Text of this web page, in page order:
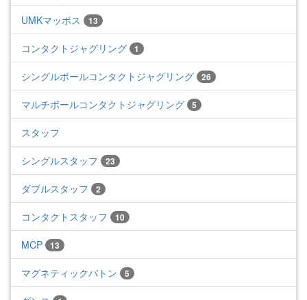
UMKマッポス 13
コンタクトジャグリング 1
シングルボールコンタクトジャグリング 26
マルチボールコンタクトジャグリング 5
スタッフ
シングルスタッフ 23
ダブルスタッフ 2
コンタクトスタッフ 10
MCP 13
マグネティックバトン 5